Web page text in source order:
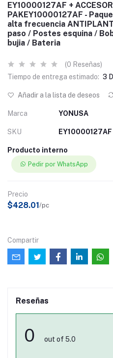
EY10000127AF +
PAKEY10000127AF -
alta frecuencia
paso / Postes esquina /
bujia / Bateria
(0 Reseñas)
Tiempo de entrega estimado: 3
Añadir a la lista de deseos
Marca YONUSA
SKU EY10000127AF
Producto interno
Pedir por WhatsApp
Precio
$428.01/pc
Compartir
Reseñas
0 out of 5.0